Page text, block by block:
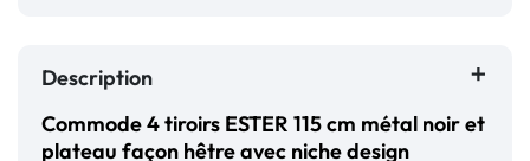
Description
Commode 4 tiroirs ESTER 115 cm métal noir et
plateau façon hêtre avec niche design